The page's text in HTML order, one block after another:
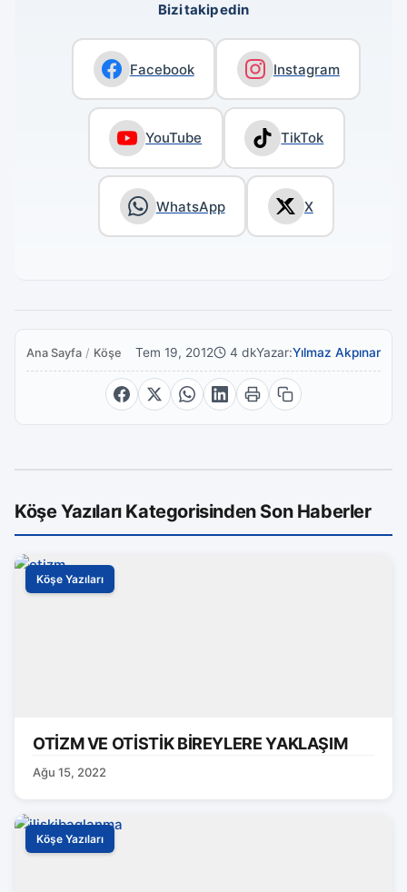
Bizi takip edin
Facebook Instagram
YouTube TikTok
WhatsApp X
Ana Sayfa / Köşe YazılarıTem 19, 2012 4 dkYazar:Yılmaz Akpınar
Köşe Yazıları Kategorisinden Son Haberler
Köşe Yazıları
OTİZM VE OTİSTİK BİREYLERE YAKLAŞIM
Ağu 15, 2022
Köşe Yazıları